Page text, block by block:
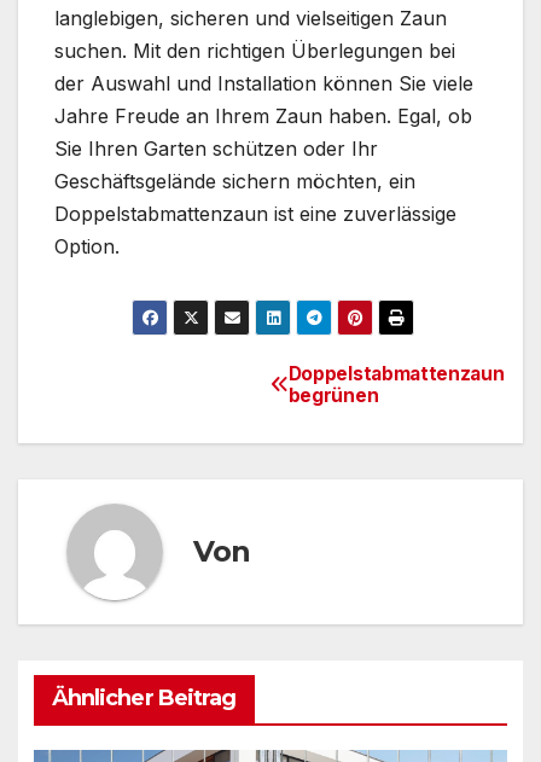
langlebigen, sicheren und vielseitigen Zaun
suchen. Mit den richtigen Überlegungen bei
der Auswahl und Installation können Sie viele
Jahre Freude an Ihrem Zaun haben. Egal, ob
Sie Ihren Garten schützen oder Ihr
Geschäftsgelände sichern möchten, ein
Doppelstabmattenzaun ist eine zuverlässige
Option.
Beitragsnavigation
Doppelstabmattenzaun
begrünen
Von
Ähnlicher Beitrag